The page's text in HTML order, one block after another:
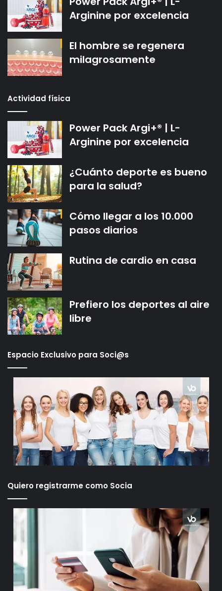
Arginine por excelencia
El hombre se regenera
milagrosamente
Actividad física
Power Pack Argi+® | L-
Arginine por excelencia
¿Cuánto deporte es bueno
para la salud?
Cómo llegar a los 10.000
pasos diarios
Rutina de cardio en casa
Prefiero los deportes al aire
libre
Espacio Exclusivo para Soci@s
Quiero registrarme como Socia